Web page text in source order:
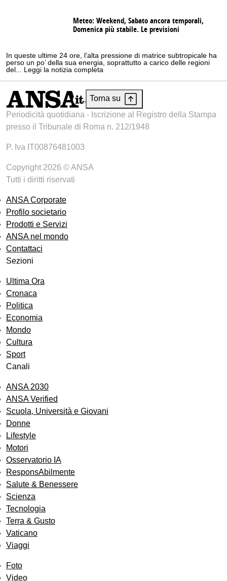
Meteo: Weekend, Sabato ancora temporali,
Domenica più stabile. Le previsioni
In queste ultime 24 ore, l’alta pressione di matrice subtropicale ha
perso un po’ della sua energia, soprattutto a carico delle regioni
del... Leggi la notizia completa
Torna su
Periodicità quotidiana - Iscrizione al Registro della Stampa
presso il Tribunale di Roma n. 212/1948
P. Iva IT00876481003
Copyright 2026 © ANSA
Tutti i diritti riservati
ANSA Corporate
Profilo societario
Prodotti e Servizi
ANSA nel mondo
Contattaci
Sezioni
Ultima Ora
Cronaca
Politica
Economia
Mondo
Cultura
Sport
Canali
ANSA 2030
ANSA Verified
Scuola, Università e Giovani
Donne
Lifestyle
Motori
Osservatorio IA
ResponsAbilmente
Salute & Benessere
Scienza
Tecnologia
Terra & Gusto
Vaticano
Viaggi
Foto
Video